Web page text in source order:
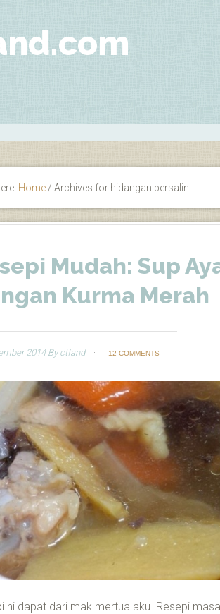
Home / Archives for hidangan bersalin
Mudah: Sup
Kurma Merah
2014Byctfand 12 COMMENTS
ni dapat dari mak mertua aku. Resepi